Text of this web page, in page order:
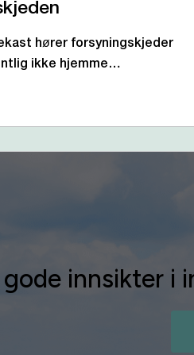
hører forsyningskjeder
ikke hjemme…
gode innsikter i